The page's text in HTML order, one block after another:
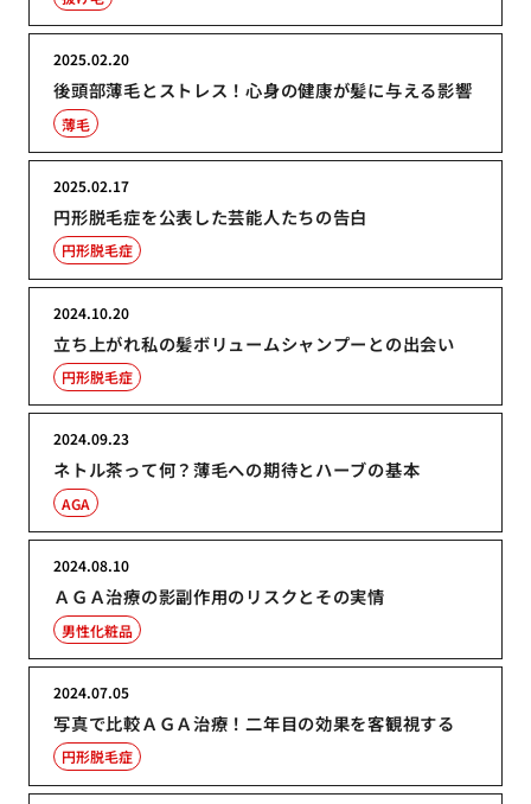
後頭部薄毛とストレス！心身の健康が髪に与える影響
2025.02.20
薄毛
円形脱毛症を公表した芸能人たちの告白
2025.02.17
円形脱毛症
立ち上がれ私の髪ボリュームシャンプーとの出会い
2024.10.20
円形脱毛症
ネトル茶って何？薄毛への期待とハーブの基本
2024.09.23
AGA
ＡＧＡ治療の影副作用のリスクとその実情
2024.08.10
男性化粧品
写真で比較ＡＧＡ治療！二年目の効果を客観視する
2024.07.05
円形脱毛症